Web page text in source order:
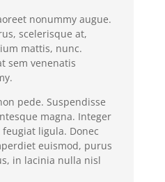
nonummy augue.
scelerisque at,
mattis, nunc.
sem venenatis
pede. Suspendisse
magna. Integer
ligula. Donec
euismod, purus
in lacinia nulla nisl